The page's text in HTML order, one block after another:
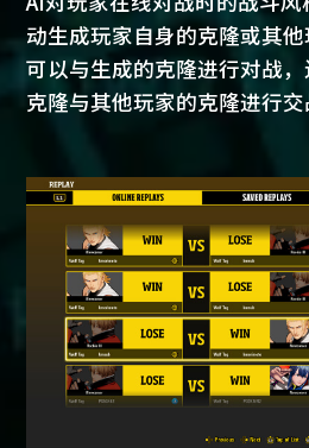
动生成玩家自身的克隆或其他
可以与生成的克隆进行对战
克隆与其他玩家的克隆进行交